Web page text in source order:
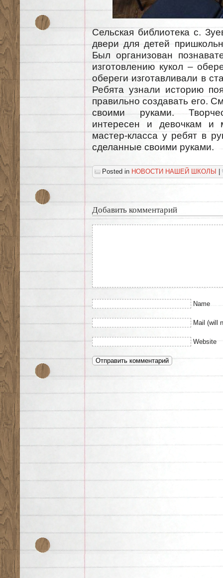
Сельская библиотека с.
двери для детей
Был организован
изготовлению кукол –
обереги изготавливали в
Ребята узнали историю
правильно создавать его.
своими руками.
интересен и девочкам и
мастер-класса у ребят в
сделанные своими руками.
Posted in НОВОСТИ НАШЕЙ ШКОЛЫ |
Добавить комментарий
Name
Mail (will
Website